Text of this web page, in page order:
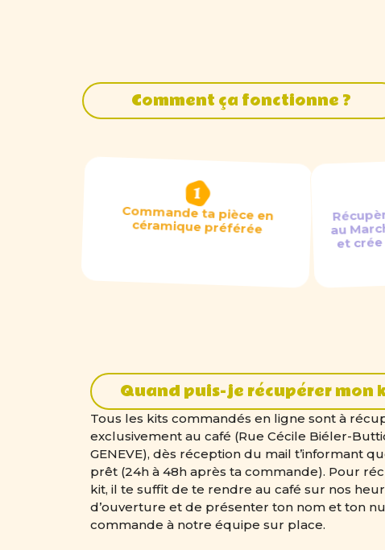
Comment ça fonctionne ?
Commande ta pièce en
céramique préférée au
et
Quand puis-je récupérer mon
Tous les kits commandés en ligne sont à
exclusivement au café (Rue Cécile Biéler-
GENEVE), dès réception du mail t’informant
prêt (24h à 48h après ta commande). Pour
kit, il te suffit de te rendre au café sur nos
d’ouverture et de présenter ton nom et ton
commande à notre équipe sur place.